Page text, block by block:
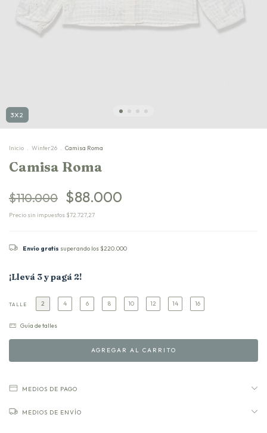
3X2
Inicio Winter26 Camisa Roma
Camisa Roma
$110.000 $88.000
Precio sin impuestos $72.727,27
Envío gratis superando los $220.000
¡Llevá 3 y pagá 2!
TALLE 2 4 6 8 10 12 14 16
Guía de talles
MEDIOS DE PAGO
MEDIOS DE ENVÍO